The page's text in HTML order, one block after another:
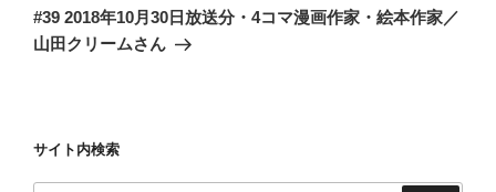
ー
シ
の
投
#39 2018年10月30日放送分・4コマ漫画作家・絵本作家／
山田クリームさん
サイト内検索